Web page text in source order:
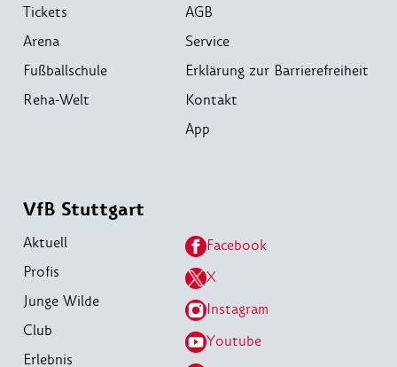
Tickets
Arena
Fußballschule
Reha-Welt
AGB
Service
Erklärung zur Barrierefreiheit
Kontakt
App
VfB Stuttgart
Aktuell
Profis
Junge Wilde
Club
Erlebnis
Facebook
X
Instagram
Youtube